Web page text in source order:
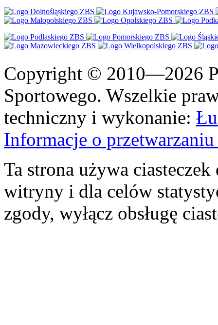
Copyright © 2010—2026
Sportowego. Wszelkie
techniczny i wykonanie:
Informacje o
Ta strona używa
witryny i dla celów
zgody, wyłącz obsługę